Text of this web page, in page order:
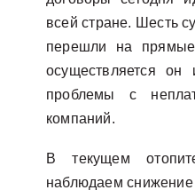
всей стране. Шесть
перешли на
осуществляется
проблемы с
компаний.
В текущем
наблюдаем снижение